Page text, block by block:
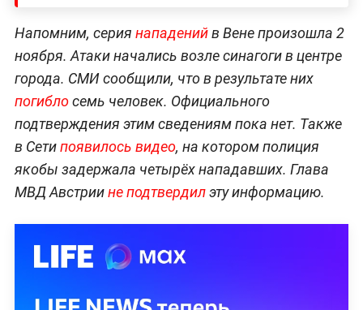
Напомним, серия нападенийв Вене произошла 2
ноября. Атаки начались возле синагоги в центре
города. СМИ сообщили, что в результате них
погиблосемь человек. Официального
подтверждения этим сведениям пока нет. Также
в Сетипоявилось видео, на котором полиция
якобы задержала четырёх нападавших. Глава
МВД Австриине подтвердилэту информацию.